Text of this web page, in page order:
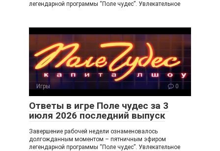
легендарной программы “Поле чудес”. Увлекательное
Игры 0
Ответы в игре Поле чудес за 3
июля 2026 последний выпуск
Завершение рабочей недели ознаменовалось
долгожданным моментом – пятничным эфиром
легендарной программы “Поле чудес”. Увлекательное